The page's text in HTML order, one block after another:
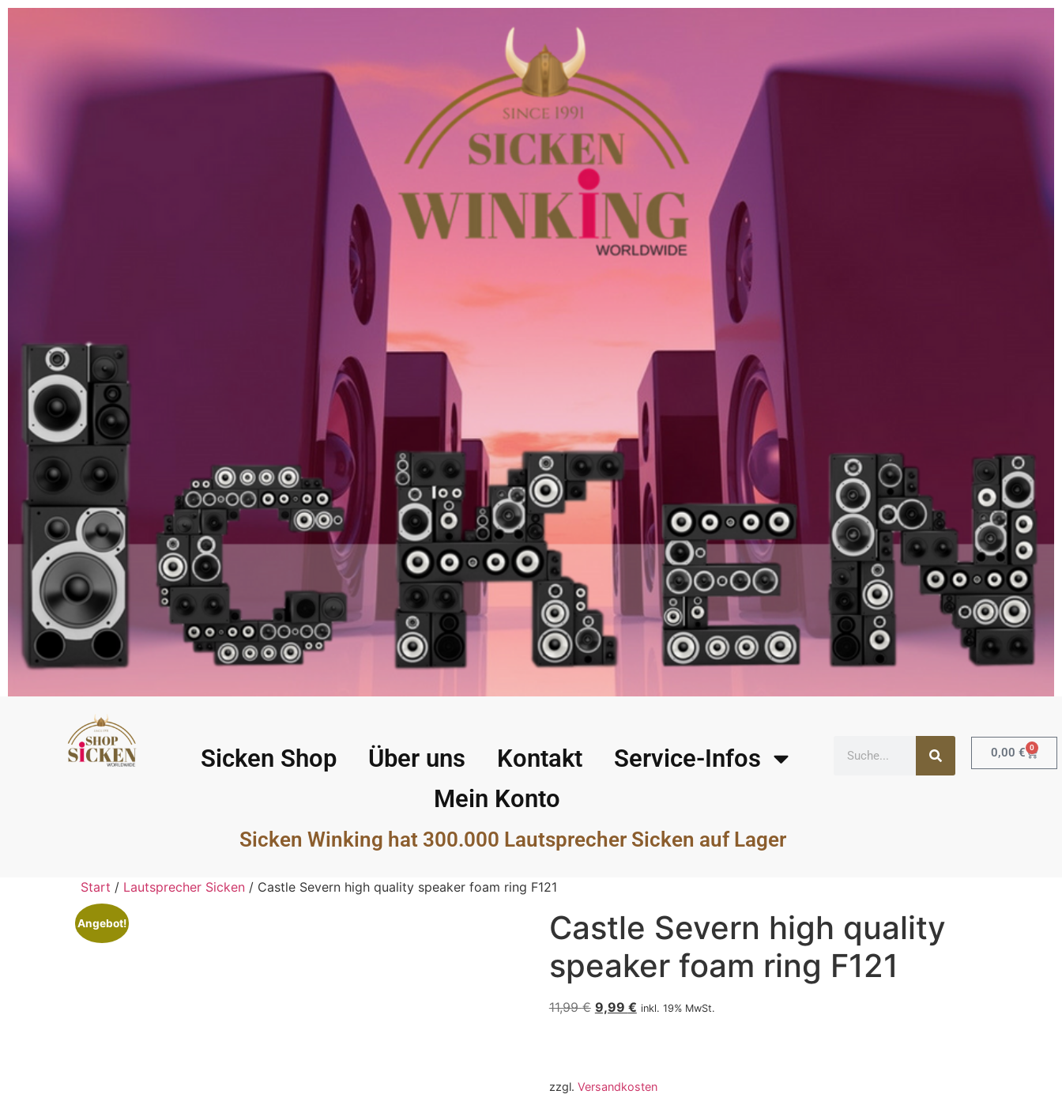
Sicken Shop Über uns Kontakt
Service-Infos
Mein Konto
Sicken Winking hat 300.000 Lautsprecher Sicken auf Lager
0,00 € 0
Start / Lautsprecher Sicken / Castle Severn high quality speaker foam ring F121
Angebot!
Castle Severn high quality
speaker foam ring F121
11,99€ 9,99 € inkl. 19% MwSt.
zzgl. Versandkosten